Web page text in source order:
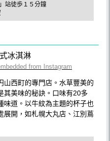
站徒歩１５分鐘
from Instagram
山西町的專門店。水草豐美的
其美味的秘訣。口味有20多
味道。以牛紋為主題的杯子也
展開，如札幌大丸店、江別蔦